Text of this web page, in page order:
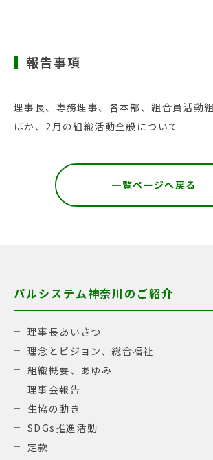
報告事項
理事長、専務理事、各本部、組合員活動
ほか、2月の組織活動全般について
一覧ページへ戻る
パルシステム神奈川のご紹介
理事長あいさつ
理念とビジョン、総合福祉
組織概要、あゆみ
理事会報告
生協の動き
SDGs推進活動
定款